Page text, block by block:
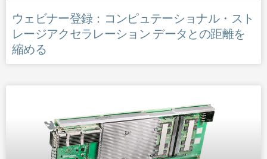
ウェビナー登録：コンピュテーショナル・スト
レージアクセラレーション データとの距離を
縮める